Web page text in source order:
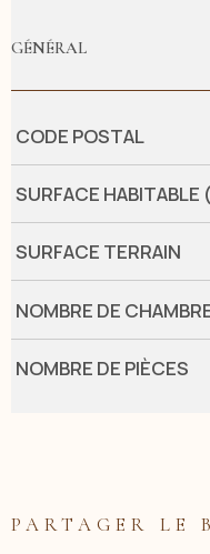
GÉNÉRAL
Caractérisque Valeurs
CODE POSTAL
SURFACE HABITABLE
SURFACE TERRAIN
NOMBRE DE
NOMBRE DE PIÈCES
PARTAGER LE